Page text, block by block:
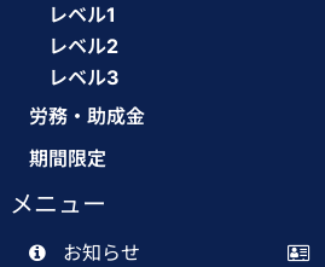
レベル1
レベル2
レベル3
労務・助成金
期間限定
メニュー
お知らせ